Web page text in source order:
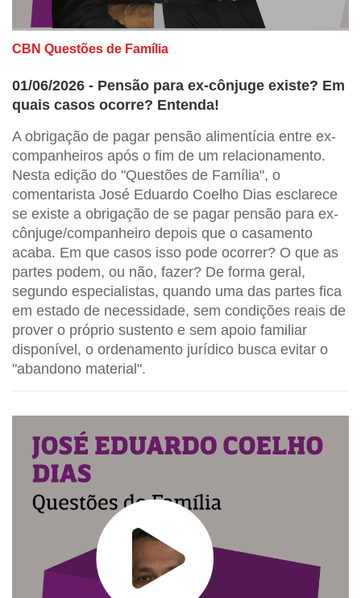
CBN Questões de Família
01/06/2026 - Pensão para ex-cônjuge existe? Em
quais casos ocorre? Entenda!
A obrigação de pagar pensão alimentícia entre ex-
companheiros após o fim de um relacionamento.
Nesta edição do "Questões de Família", o
comentarista José Eduardo Coelho Dias esclarece
se existe a obrigação de se pagar pensão para ex-
cônjuge/companheiro depois que o casamento
acaba. Em que casos isso pode ocorrer? O que as
partes podem, ou não, fazer? De forma geral,
segundo especialistas, quando uma das partes fica
em estado de necessidade, sem condições reais de
prover o próprio sustento e sem apoio familiar
disponível, o ordenamento jurídico busca evitar o
"abandono material".